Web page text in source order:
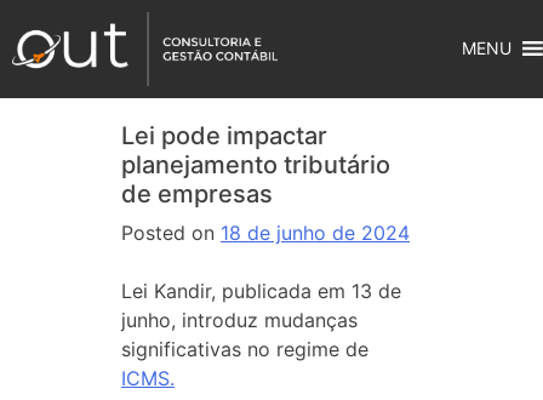
MENU
Lei pode impactar
planejamento tributário
de empresas
Posted on 18 de junho de 2024
Lei Kandir, publicada em 13 de
junho, introduz mudanças
significativas no regime de
ICMS.